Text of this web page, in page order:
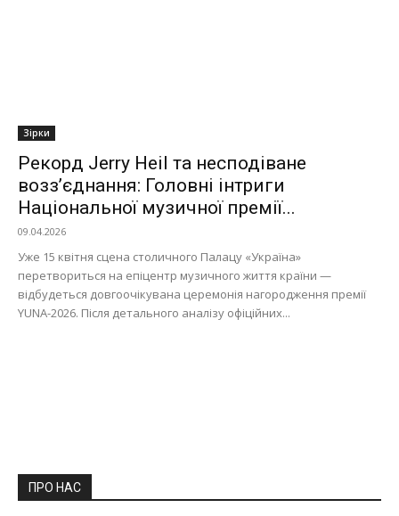
Зірки
Рекорд Jerry Heil та несподіване
возз’єднання: Головні інтриги
Національної музичної премії...
09.04.2026
Уже 15 квітня сцена столичного Палацу «Україна»
перетвориться на епіцентр музичного життя країни —
відбудеться довгоочікувана церемонія нагородження премії
YUNA-2026. Після детального аналізу офіційних...
ПРО НАС